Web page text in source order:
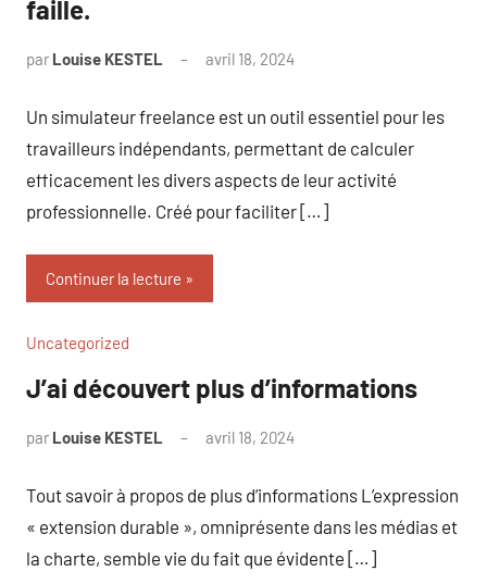
faille.
par Louise KESTEL avril 18, 2024
Un simulateur freelance est un outil essentiel pour les
travailleurs indépendants, permettant de calculer
efficacement les divers aspects de leur activité
professionnelle. Créé pour faciliter […]
Continuer la lecture
Uncategorized
J’ai découvert plus d’informations
par Louise KESTEL avril 18, 2024
Tout savoir à propos de plus d’informations L’expression
« extension durable », omniprésente dans les médias et
la charte, semble vie du fait que évidente […]